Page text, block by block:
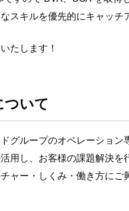
スキルを優先的にキャッチ
たします！
いて
グループのオペレーショ
用し、お客様の課題解決
ャー・しくみ・働き方にご